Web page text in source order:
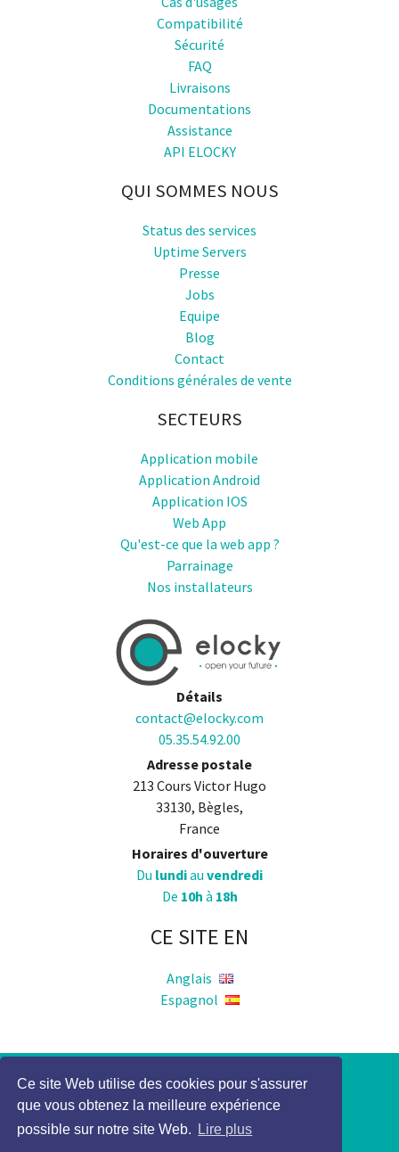
Ce site Web utilise des cookies pour s'assurer
que vous obtenez la meilleure expérience
possible sur notre site Web.
Lire plus
Compatibilité
Sécurité
FAQ
Livraisons
Documentations
Assistance
API ELOCKY
QUI SOMMES NOUS
Status des services
Uptime Servers
Presse
Jobs
Equipe
Blog
Contact
Conditions générales de vente
SECTEURS
Application mobile
Application Android
Application IOS
Web App
Qu'est-ce que la web app ?
Parrainage
Nos installateurs
Détails
contact@elocky.com
05.35.54.92.00
Adresse postale
213 Cours Victor Hugo
33130, Bègles,
France
Horaires d'ouverture
Du lundiau vendredi
De 10h à 18h
CE SITE EN
Anglais
Espagnol
Politique de Confidentialité
Mention légale